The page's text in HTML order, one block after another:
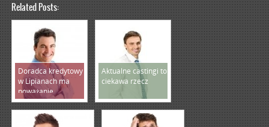
Related Posts:
Doradca kredytowy
w Lipianach ma
poważanie
Aktualne castingi to
ciekawa rzecz